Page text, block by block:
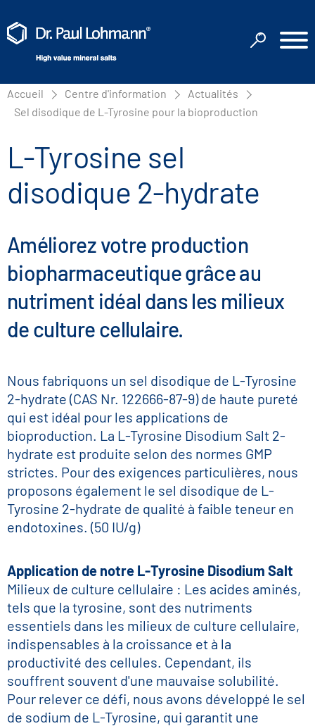
Accueil Centre d'information
Actualités
Sel disodique de L-Tyrosine pour la bioproduction
L-Tyrosine sel
disodique 2-hydrate
Améliorez votre production
biopharmaceutique grâce au
nutriment idéal dans les milieux
de culture cellulaire.
Nous fabriquons un sel disodique de L-Tyrosine
2-hydrate (CAS Nr. 122666-87-9) de haute pureté
qui est idéal pour les applications de
bioproduction. La L-Tyrosine Disodium Salt 2-
hydrate est produite selon des normes GMP
strictes. Pour des exigences particulières, nous
proposons également le sel disodique de L-
Tyrosine 2-hydrate de qualité à faible teneur en
endotoxines. (50 IU/g)
Application de notre L-Tyrosine Disodium Salt
Milieux de culture cellulaire : Les acides aminés,
tels que la tyrosine, sont des nutriments
essentiels dans les milieux de culture cellulaire,
indispensables à la croissance et à la
productivité des cellules. Cependant, ils
souffrent souvent d'une mauvaise solubilité.
Pour relever ce défi, nous avons développé le sel
de sodium de L-Tyrosine, qui garantit une